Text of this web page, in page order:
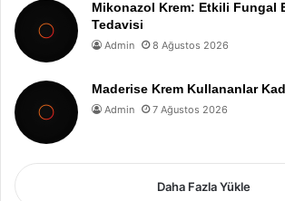
Mikonazol Krem: Etkili Fungal
Tedavisi
Admin 8 Ağustos 2026
Maderise Krem Kullananlar
Admin 7 Ağustos 2026
Daha Fazla Yükle